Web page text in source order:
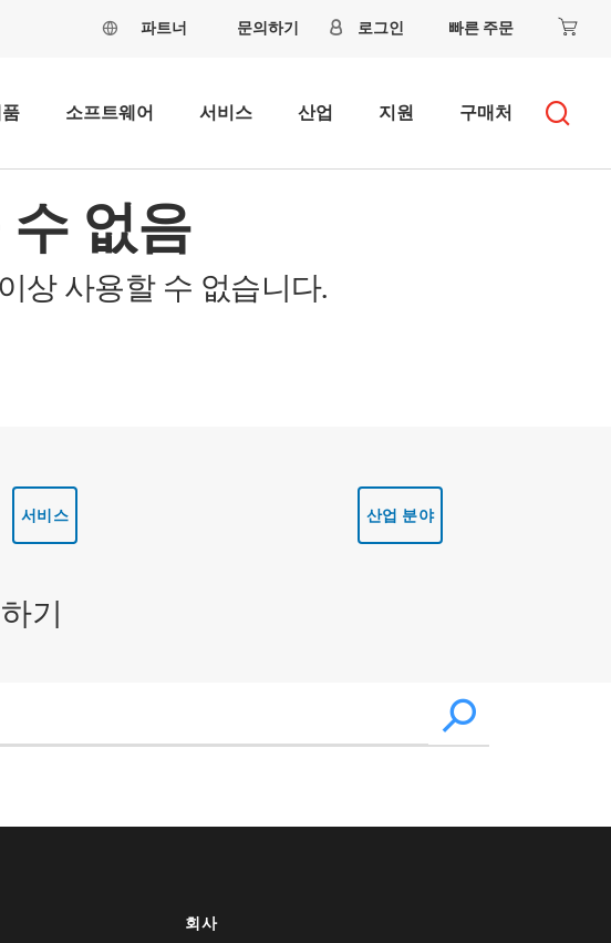
파트너 문의하기 로그인 빠른 주문
소프트웨어 서비스 산업 지원 구매처
없음
상 사용할 수 없습니다.
서비스 산업 분야
기
회사